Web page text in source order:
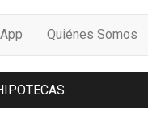
Quiénes Somos